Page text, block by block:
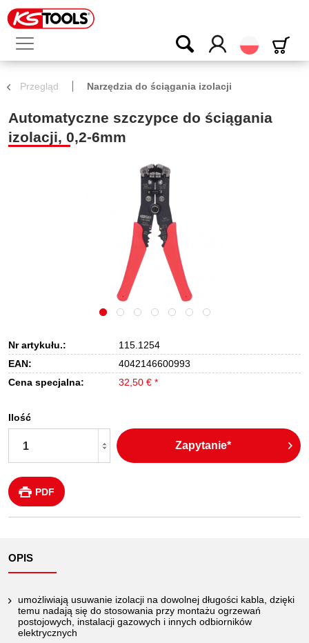
Polski
Przegląd Narzędzia do ściągania izolacji
Automatyczne szczypce do ściągania
izolacji, 0,2-6mm
Nr artykułu.:
115.1254
EAN:
4042146600993
Cena specjalna:
32,50 € *
Ilość
Zapytanie*
PDF
OPIS
umożliwiają usuwanie izolacji na dowolnej długości kabla, dzięki
temu nadają się do stosowania przy montażu ogrzewań
postojowych, instalacji gazowych i innych odbiorników
elektrycznych